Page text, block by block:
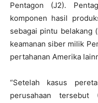
Pentagon (J2).
komponen hasil
sebagai pintu belakang
keamanan siber milik
pertahanan Amerika
“Setelah kasus
perusahaan tersebut